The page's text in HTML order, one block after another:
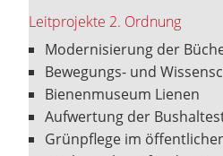
Leitprojekte 2. Ordnung
Modernisierung der
Bewegungs- und
Bienenmuseum Lienen
Aufwertung der
Grünpflege im